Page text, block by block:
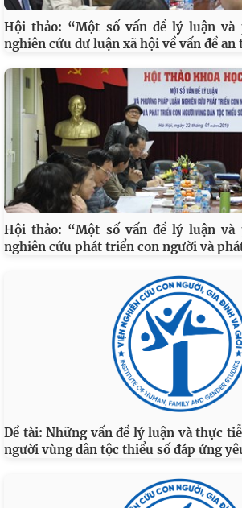
Hội thảo: “Một số vấn đề lý luận và
nghiên cứu dư luận xã hội về vấn đề
Hội thảo: “Một số vấn đề lý luận và
nghiên cứu phát triển con người và
Đề tài: Những vấn đề lý luận và thực
người vùng dân tộc thiểu số đáp ứng